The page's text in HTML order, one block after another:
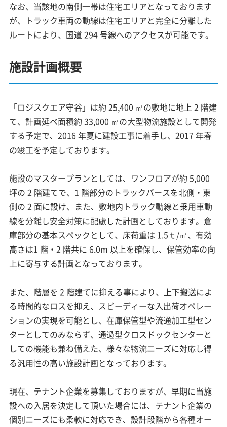
なお、当該地の南側一帯は住宅エリアとなっております
が、トラック車両の動線は住宅エリアと完全に分離した
ルートにより、国道 294 号線へのアクセスが可能です。
施設計画概要
「ロジスクエア守谷」は約 25,400 ㎡の敷地に地上 2 階建
て、計画延べ面積約 33,000 ㎡の大型物流施設として開発
する予定で、2016 年夏に建設工事に着手し、2017 年春
の竣工を予定しております。
施設のマスタープランとしては、ワンフロアが約 5,000
坪の 2 階建てで、1 階部分のトラックバースを北側・東
側の 2 面に設け、また、敷地内トラック動線と乗用車動
線を分離し安全対策に配慮した計画としております。倉
庫部分の基本スペックとして、床荷重は 1.5ｔ/㎡、有効
高さは1 階・2 階共に 6.0m 以上を確保し、保管効率の向
上に寄与する計画となっております。
また、階層を 2 階建てに抑える事により、上下搬送によ
る時間的なロスを抑え、スピーディーな入出荷オペレー
ションの実現を可能とし、在庫保管型や流通加工型セン
ターとしてのみならず、通過型クロスドックセンターと
しての機能も兼ね備えた、様々な物流ニーズに対応し得
る汎用性の高い施設計画となっております。
現在、テナント企業を募集しておりますが、早期に当施
設への入居を決定して頂いた場合には、テナント企業の
個別ニーズにも柔軟に対応でき、設計段階から各種オー